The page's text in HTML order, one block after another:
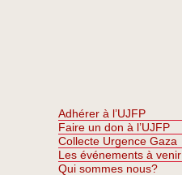
Adhérer à l’UJFP
Faire un don à l’UJFP
Collecte Urgence Gaza
Les événements à venir
Qui sommes nous?